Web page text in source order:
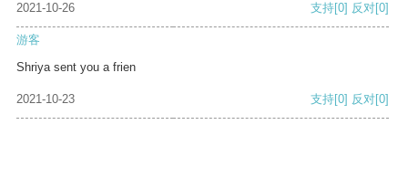
2021-10-26 支持[0] 反对[0]
游客
Shriya sent you a frien
2021-10-23 支持[0] 反对[0]